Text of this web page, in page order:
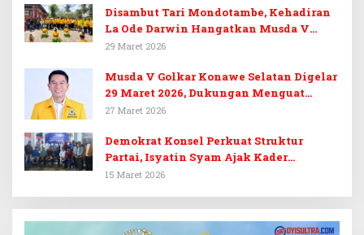
Disambut Tari Mondotambe, Kehadiran
La Ode Darwin Hangatkan Musda V
Golkar Konsel
29 Maret 2026
Musda V Golkar Konawe Selatan Digelar
29 Maret 2026, Dukungan Menguat
untuk Irham Kalenggo
27 Maret 2026
Demokrat Konsel Perkuat Struktur
Partai, Isyatin Syam Ajak Kader
Kembalikan Kejayaan
15 Maret 2026